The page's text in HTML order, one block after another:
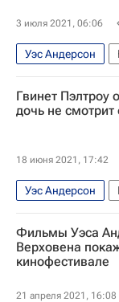
Тильда Суинтон
Россия
Чулпан Хаматова
Александр
3 июля 2021, 06:06
Уэс Андерсон
Мадрид (город)
Новости культуры
Гвинет Пэлтроу
дочь не
18 июня 2021, 17:42
Уэс Андерсон
Гвинет Пэлтроу
Дмитрий
Фильмы Уэса
Верховена
кинофестивале
21 апреля 2021, 16:08